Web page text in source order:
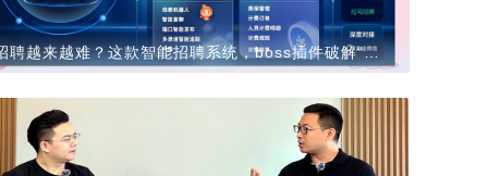
招聘越来越难？这款智能招聘系统，boss插件破解“用人荒”